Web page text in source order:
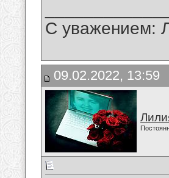
С уважением:
09.02.2022, 13:59